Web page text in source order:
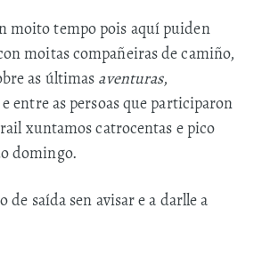
moito tempo pois aquí puiden
moitas compañeiras de camiño,
as últimas aventuras,
entre as persoas que participaron
xuntamos catrocentas e pico
domingo.
de saída sen avisar e a darlle a